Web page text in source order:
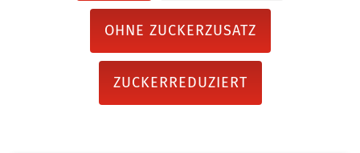
OHNE ZUCKERZUSATZ
ZUCKERREDUZIERT